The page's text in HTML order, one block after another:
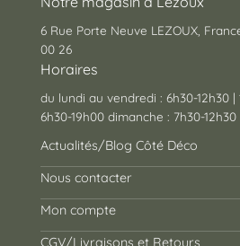
6 Rue Porte Neuve LEZOUX,
00 26
Horaires
du lundi au vendredi : 6h30-12h30 |
6h30-19h00 dimanche : 7h30-12h30
Actualités/Blog Côté Déco
Nous contacter
Mon compte
CGV/Livraisons et Retours